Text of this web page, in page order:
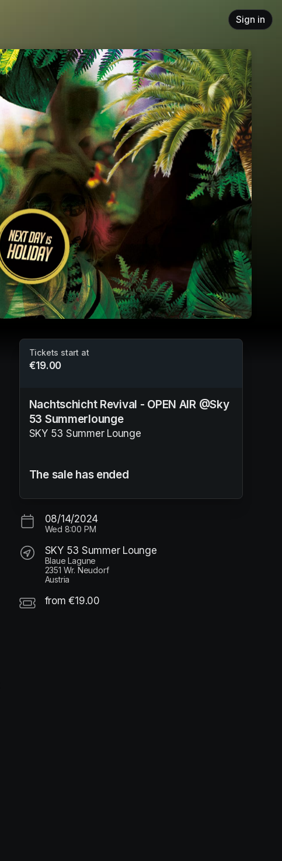
Sign in
Tickets start at
€19.00
Nachtschicht Revival - OPEN AIR @Sky
53 Summerlounge
SKY 53 Summer Lounge
The sale has ended
08/14/2024
Wed 8:00 PM
SKY 53 Summer Lounge
Blaue Lagune
2351 Wr. Neudorf
Austria
from €19.00